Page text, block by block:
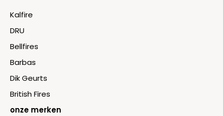
Kalfire
DRU
Bellfires
Barbas
Dik Geurts
British Fires
onze merken